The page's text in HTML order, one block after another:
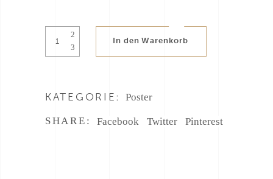
Helnwein
Poster
quantity
In den Warenkorb
KATEGORIE: Poster
SHARE: Facebook Twitter Pinterest